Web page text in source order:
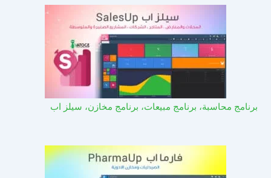
برنامج محاسبة، برنامج مبيعات، برنامج مخازن، سيلز اب